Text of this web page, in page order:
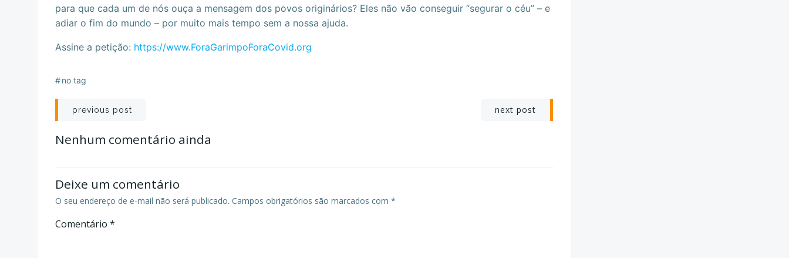
para que cada um de nós ouça a mensagem dos povos originários? Eles não vão conseguir “segurar o céu” – e
adiar o fim do mundo – por muito mais tempo sem a nossa ajuda.
Assine a petição: https://www.ForaGarimpoForaCovid.org
#no tag
Navegação
de
previous post next post
Nenhum comentário ainda
Deixe um comentário
O seu endereço de e-mail não será publicado. Campos obrigatórios são marcados com *
Comentário *